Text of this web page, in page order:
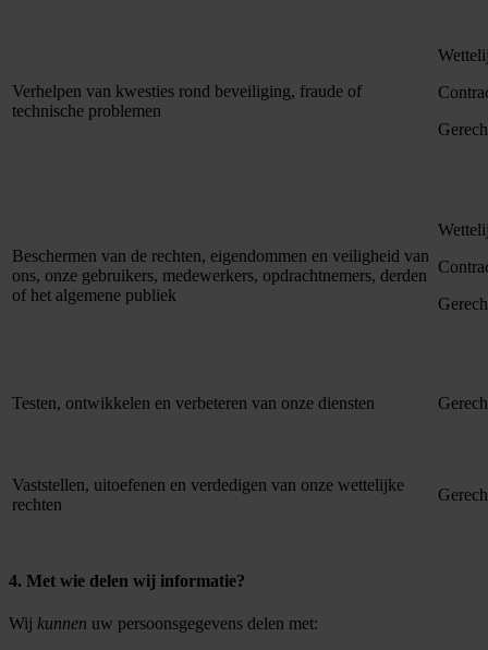
Verhelpen van kwesties rond beveiliging, fraude of
technische problemen
Beschermen van de rechten, eigendommen en veiligheid van
ons, onze gebruikers, medewerkers, opdrachtnemers, derden
of het algemene publiek
Testen, ontwikkelen en verbeteren van onze diensten
Vaststellen, uitoefenen en verdedigen van onze wettelijke
rechten
4. Met wie delen wij informatie?
Wij kunnen uw persoonsgegevens delen met: